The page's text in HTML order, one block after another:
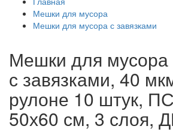
Мешки для мусора
Мешки для мусора с завязками
Мешки для мусора
с завязками, 40
рулоне 10 штук,
50х60 см, 3 слоя,